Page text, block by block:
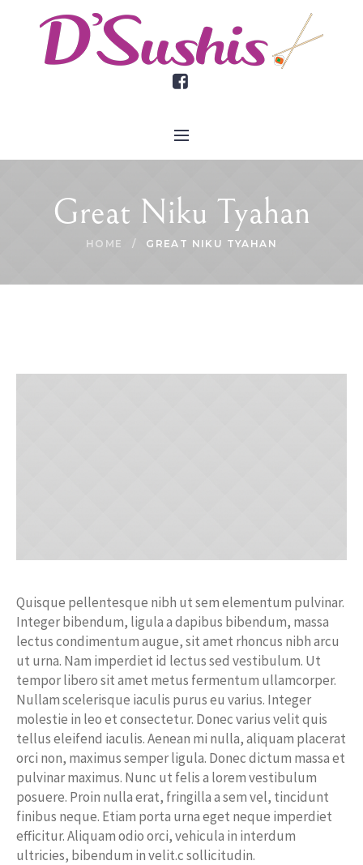
Great Niku Tyahan
HOME / GREAT NIKU TYAHAN
Quisque pellentesque nibh ut sem elementum pulvinar.
Integer bibendum, ligula a dapibus bibendum, massa
lectus condimentum augue, sit amet rhoncus nibh arcu
ut urna. Nam imperdiet id lectus sed vestibulum. Ut
tempor libero sit amet metus fermentum ullamcorper.
Nullam scelerisque iaculis purus eu varius. Integer
molestie in leo et consectetur. Donec varius velit quis
tellus eleifend iaculis. Aenean mi nulla, aliquam placerat
orci non, maximus semper ligula. Donec dictum massa et
pulvinar maximus. Nunc ut felis a lorem vestibulum
posuere. Proin nulla erat, fringilla a sem vel, tincidunt
finibus neque. Etiam porta urna eget neque imperdiet
efficitur. Aliquam odio orci, vehicula in interdum
ultricies, bibendum in velit.c sollicitudin.